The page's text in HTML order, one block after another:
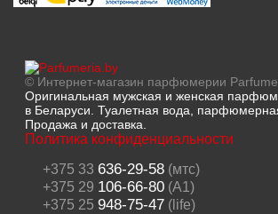
© Интернет-магазин парфюмерии
Оригинальная мужская и женская
в Беларуси. Туалетная вода,
Продажа и доставка.
Политика конфиденциальности
+375 33 636-29-58(мтс)
+375 29 106-66-80(A1)
+375 25 948-75-47(life)